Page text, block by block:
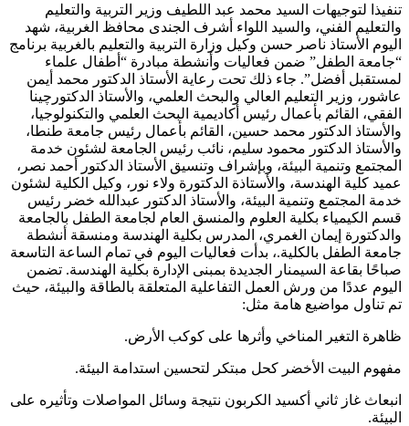
تنفيذا لتوجيهات السيد محمد عبد اللطيف وزير التربية والتعليم
والتعليم الفني، والسيد اللواء أشرف الجندى محافظ الغربية، شهد
اليوم الأستاذ ناصر حسن وكيل وزارة التربية والتعليم بالغربية برنامج
“جامعة الطفل” ضمن فعاليات وأنشطة مبادرة “أطفال علماء
لمستقبل أفضل”. جاء ذلك تحت رعاية الأستاذ الدكتور محمد أيمن
عاشور، وزير التعليم العالي والبحث العلمي، والأستاذ الدكتورچینا
الفقي، القائم بأعمال رئيس أكاديمية البحث العلمي والتكنولوجيا،
والأستاذ الدكتور محمد حسين، القائم بأعمال رئيس جامعة طنطا،
والأستاذ الدكتور محمود سليم، نائب رئيس الجامعة لشئون خدمة
المجتمع وتنمية البيئة، وبإشراف وتنسيق الأستاذ الدكتور أحمد نصر،
عميد كلية الهندسة، والأستاذة الدكتورة ولاء نور، وكيل الكلية لشئون
خدمة المجتمع وتنمية البيئة، والأستاذ الدكتور عبدالله خضر رئيس
قسم الكيمياء بكلية العلوم والمنسق العام لجامعة الطفل بالجامعة
والدكتورة إيمان الغمري، المدرس بكلية الهندسة ومنسقة أنشطة
جامعة الطفل بالكلية.، بدأت فعاليات اليوم في تمام الساعة التاسعة
صباحًا بقاعة السيمنار الجديدة بمبنى الإدارة بكلية الهندسة. تضمن
اليوم عددًا من ورش العمل التفاعلية المتعلقة بالطاقة والبيئة، حيث
تم تناول مواضيع هامة مثل:
ظاهرة التغير المناخي وأثرها على كوكب الأرض.
مفهوم البيت الأخضر كحل مبتكر لتحسين استدامة البيئة.
انبعاث غاز ثاني أكسيد الكربون نتيجة وسائل المواصلات وتأثيره على
البيئة.